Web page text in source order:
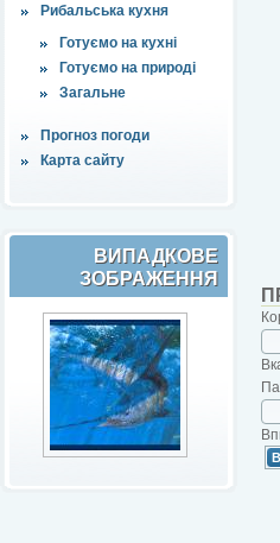
Рибальська кухня
Готуємо на кухні
Готуємо на природі
Загальне
Прогноз погоди
Карта сайту
ВИПАДКОВЕ
ЗОБРАЖЕННЯ